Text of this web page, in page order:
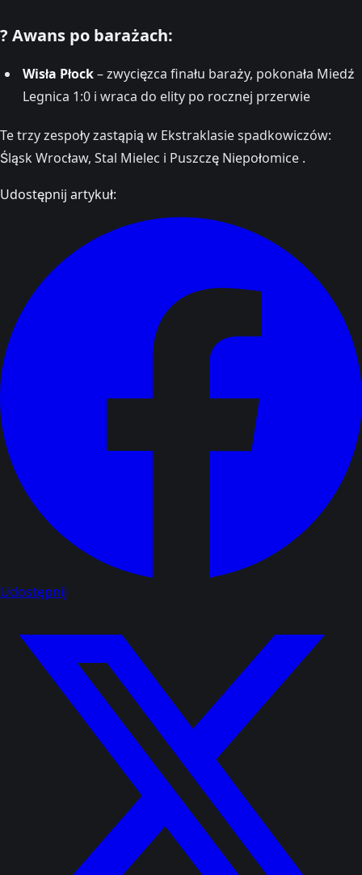
? Awans po barażach:
Wisła Płock– zwycięzca finału baraży, pokonała Miedź
Legnica 1:0 i wraca do elity po rocznej przerwie
Te trzy zespoły zastąpią w Ekstraklasie spadkowiczów:
Śląsk Wrocław, Stal Mielec i Puszczę Niepołomice .
Udostępnij artykuł:
Udostępnij